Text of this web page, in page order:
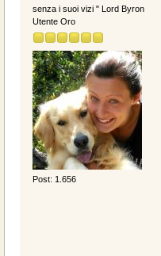
senza i suoi vizi " Lord Byron
Utente Oro
Post: 1.656